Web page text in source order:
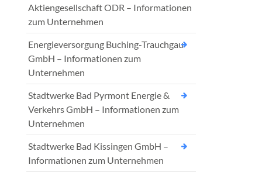
Aktiengesellschaft ODR – Informationen
zum Unternehmen
Energieversorgung Buching-Trauchgau
GmbH – Informationen zum
Unternehmen
Stadtwerke Bad Pyrmont Energie &
Verkehrs GmbH – Informationen zum
Unternehmen
Stadtwerke Bad Kissingen GmbH –
Informationen zum Unternehmen